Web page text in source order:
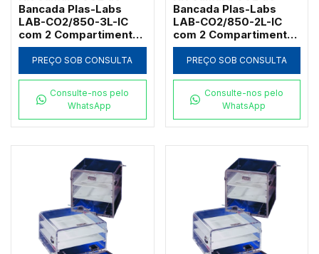
Bancada Plas-Labs
LAB-CO2/850-3L-IC
com 2 Compartimentos
e 610x610x610mm
PREÇO SOB CONSULTA
Consulte-nos pelo
WhatsApp
Bancada Plas-Labs
LAB-CO2/850-2L-IC
com 2 Compartimentos
e 610x460x610mm
PREÇO SOB CONSULTA
Consulte-nos pelo
WhatsApp